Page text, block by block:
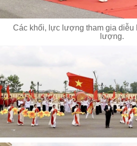
Các khối, lực lượng tham gia
lượng.